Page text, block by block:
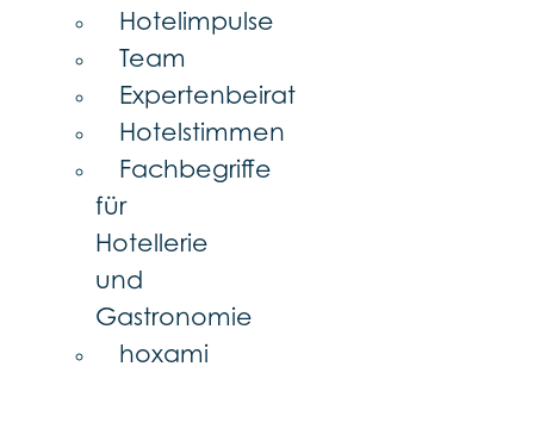
Hotelimpulse
Team
Expertenbeirat
Hotelstimmen
Fachbegriffe
für
Hotellerie
und
Gastronomie
hoxami